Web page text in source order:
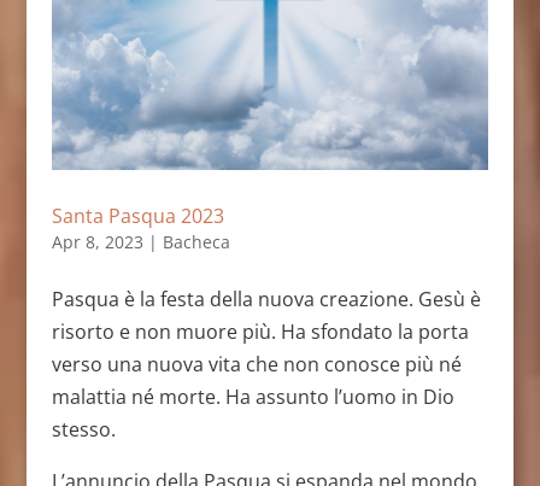
Santa Pasqua 2023
Apr 8, 2023 | Bacheca
Pasqua è la festa della nuova creazione. Gesù è
risorto e non muore più. Ha sfondato la porta
verso una nuova vita che non conosce più né
malattia né morte. Ha assunto l’uomo in Dio
stesso.
L’annuncio della Pasqua si espanda nel mondo